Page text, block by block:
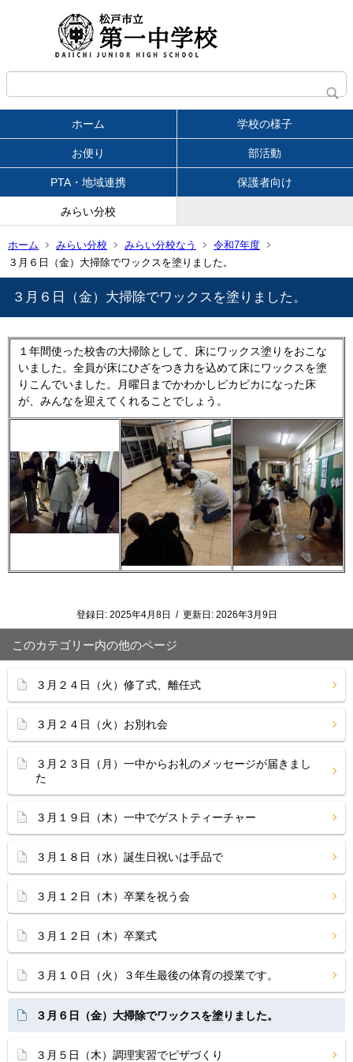
ホーム 学校の様子
お便り 部活動
PTA・地域連携 保護者向け
みらい分校
ホーム みらい分校 みらい分校なう
令和7年度
３月６日（金）大掃除でワックスを塗りました。
３月６日（金）大掃除でワックスを塗りました。
１年間使った校舎の大掃除として、床にワックス塗りをおこな
いました。全員が床にひざをつき力を込めて床にワックスを塗
りこんでいました。月曜日までかわかしピカピカになった床
が、みんなを迎えてくれることでしょう。
登録日: 2025年4月8日 / 更新日: 2026年3月9日
このカテゴリー内の他のページ
３月２４日（火）修了式、離任式
３月２４日（火）お別れ会
３月２３日（月）一中からお礼のメッセージが届きまし
た
３月１９日（木）一中でゲストティーチャー
３月１８日（水）誕生日祝いは手品で
３月１２日（木）卒業を祝う会
３月１２日（木）卒業式
３月１０日（火）３年生最後の体育の授業です。
３月６日（金）大掃除でワックスを塗りました。
３月５日（木）調理実習でピザづくり